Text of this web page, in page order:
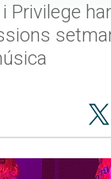
Privilege